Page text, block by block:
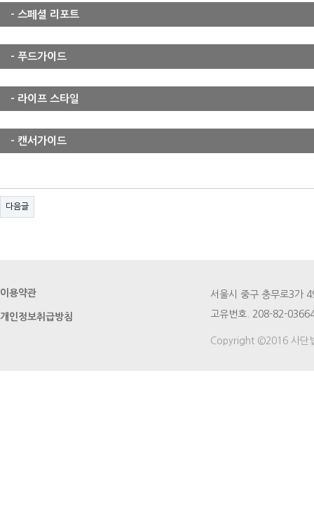
- 스페셜 리포트
- 푸드가이드
- 라이프 스타일
- 캔서가이드
다음글
이용약관
개인정보취급방침
서울시 중구 충무로3가
고유번호. 208-82-
Copyright ©2016 사단